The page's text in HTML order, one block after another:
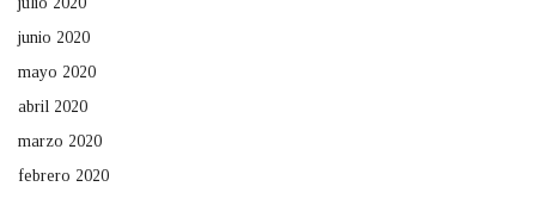
junio 2020
mayo 2020
abril 2020
marzo 2020
febrero 2020